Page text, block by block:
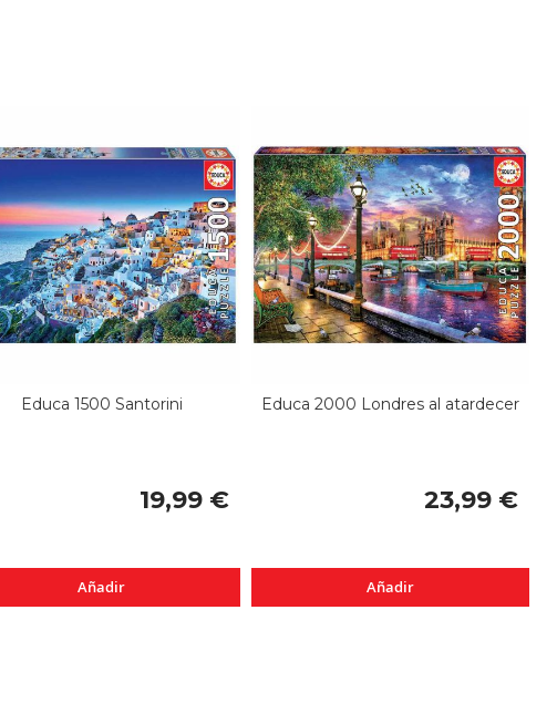
Educa 1500 Santorini
19,99 €
Añadir
Educa 2000 Londres al atardecer
23,99 €
Añadir